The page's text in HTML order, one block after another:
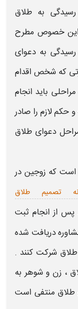
به طلاق
این خصوص مطرح
به دعوای
که شخص اقدام
مراحلی باید انجام
حکم لازم را صادر
دعوای طلاق
است که زوجین در
تصمیم طلاق
پس از انجام ثبت
دریافت شده
طلاق شرکت کنند .
، زن و شوهر به
طلاق منتفی است